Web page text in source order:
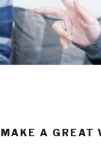
MAKE A GREAT